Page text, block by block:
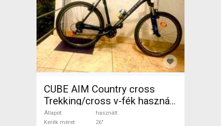
CUBE AIM Country cross
Trekking/cross v-fék használt
ELADÓ
Állapot
használt
Kerék méret
26"